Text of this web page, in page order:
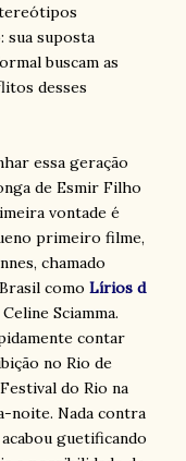
sua suposta
buscam as
desses
essa geração
de Esmir Filho
vontade é
primeiro filme,
chamado
como Lírios d
Sciamma.
contar
no Rio de
do Rio na
noite. Nada contra
guetificando